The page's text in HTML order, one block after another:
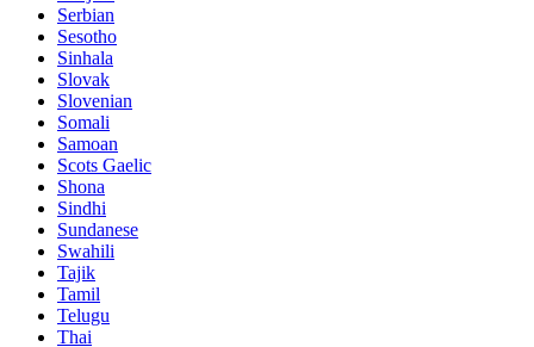
Serbian
Sesotho
Sinhala
Slovak
Slovenian
Somali
Samoan
Scots Gaelic
Shona
Sindhi
Sundanese
Swahili
Tajik
Tamil
Telugu
Thai